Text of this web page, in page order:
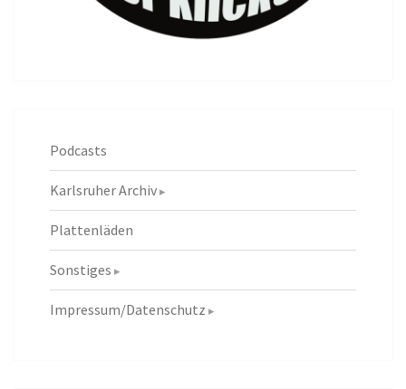
Podcasts
Karlsruher Archiv
Plattenläden
Sonstiges
Impressum/Datenschutz